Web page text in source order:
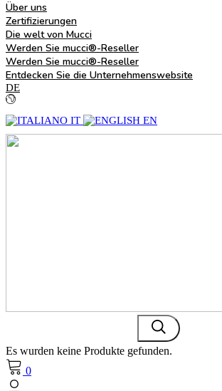
Über uns
Zertifizierungen
Die welt von Mucci
Werden Sie mucci®-Reseller
Werden Sie mucci®-Reseller
Entdecken Sie die Unternehmenswebsite
DE
IT EN
Es wurden keine Produkte gefunden.
0